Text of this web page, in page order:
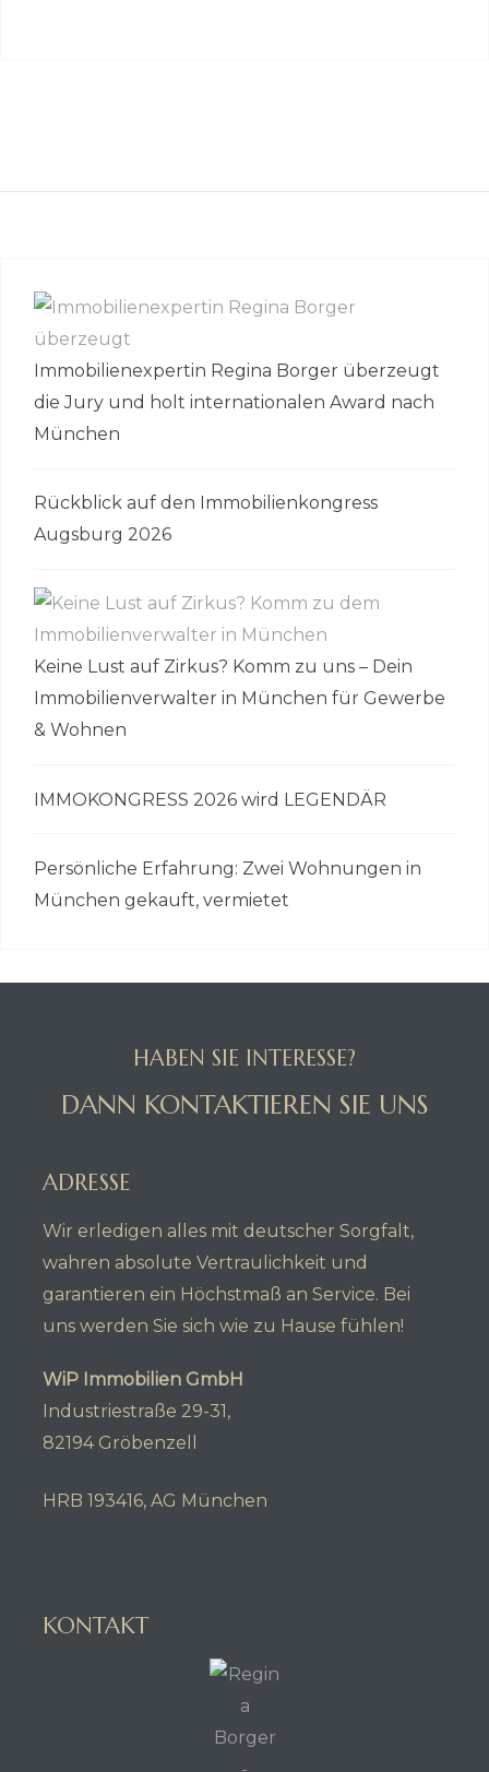
Immobilienexpertin Regina Borger überzeugt
die Jury und holt internationalen Award nach
München
Rückblick auf den Immobilienkongress
Augsburg 2026
Keine Lust auf Zirkus? Komm zu uns – Dein
Immobilienverwalter in München für Gewerbe
& Wohnen
IMMOKONGRESS 2026 wird LEGENDÄR
Persönliche Erfahrung: Zwei Wohnungen in
München gekauft, vermietet
HABEN SIE INTERESSE?
DANN KONTAKTIEREN SIE UNS
ADRESSE
Wir erledigen alles mit deutscher Sorgfalt,
wahren absolute Vertraulichkeit und
garantieren ein Höchstmaß an Service. Bei
uns werden Sie sich wie zu Hause fühlen!
WiP Immobilien GmbH
Industriestraße 29-31,
82194 Gröbenzell
HRB 193416, AG München
KONTAKT